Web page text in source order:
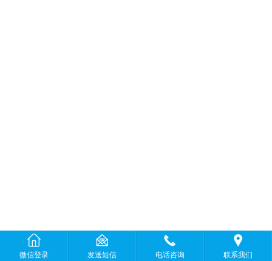
微信登录 发送短信 电话咨询 联系我们